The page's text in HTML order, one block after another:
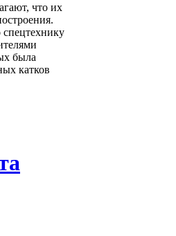
что их
была
катков